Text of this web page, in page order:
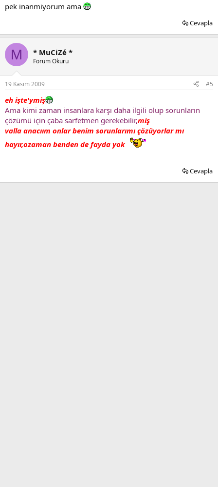
pek inanmiyorum ama
Cevapla
M * MuCiZé *
Forum Okuru
19 Kasım 2009 #5
eh işte'ymiş
Ama kimi zaman insanlara karşı daha ilgili olup sorunların
çözümü için çaba sarfetmen gerekebilir,miş
valla anacıım onlar benim sorunlarımı çözüyorlar mı
hayır,ozaman benden de fayda yok
Cevapla